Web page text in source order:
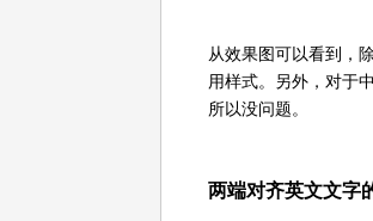
从效果图可以看到，
用样式。另外，对于
所以没问题。
两端对齐英文文字